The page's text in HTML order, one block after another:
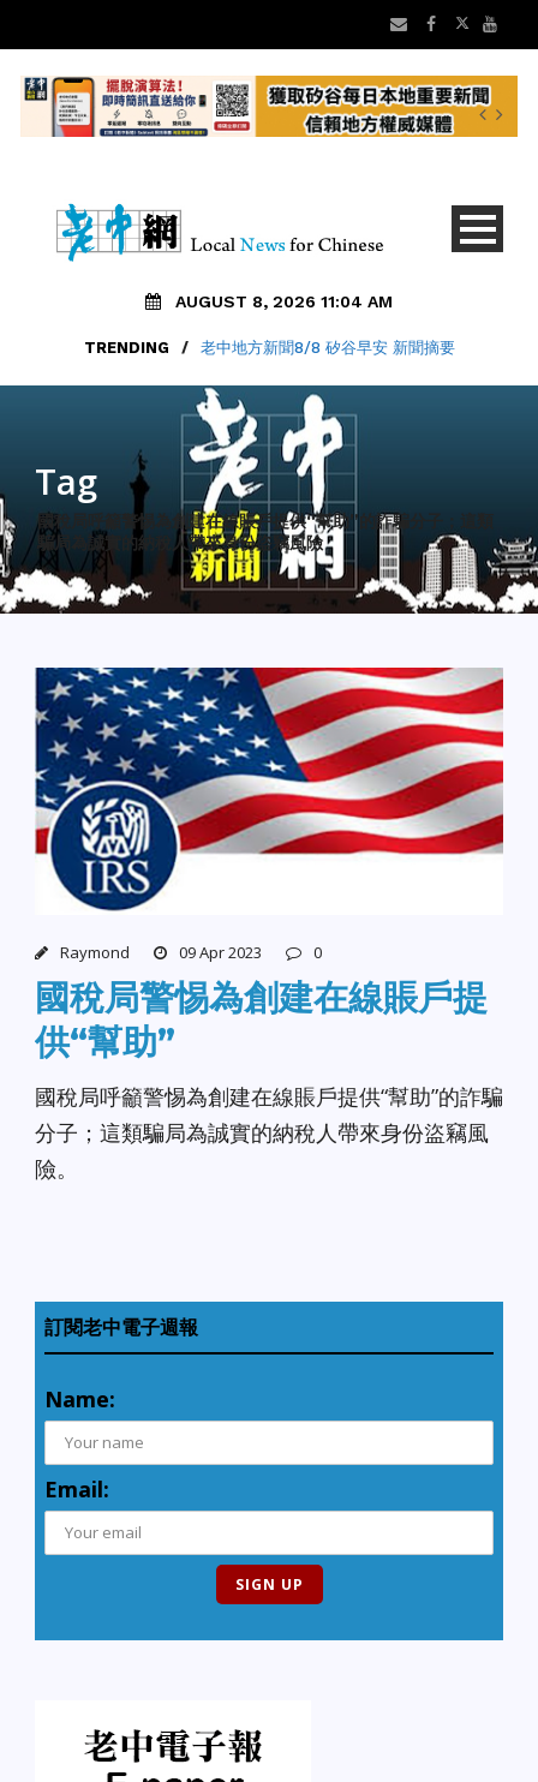
AUGUST 8, 2026 11:04 AM
TRENDING / 老中地方新聞8/8 矽谷早安 新聞摘要
Tag
國稅局呼籲警惕為創建在線賬戶提供“幫助”的詐騙分子；這類
騙局為誠實的納稅人帶來身份盜竊風險
Raymond 09 Apr 2023 0
國稅局警惕為創建在線賬戶提
供“幫助”
國稅局呼籲警惕為創建在線賬戶提供“幫助”的詐騙
分子；這類騙局為誠實的納稅人帶來身份盜竊風
險。
訂閱老中電子週報
Name:
Email: